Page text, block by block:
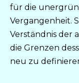
für die
Vergangenheit.
Verständnis der
die Grenzen
neu zu